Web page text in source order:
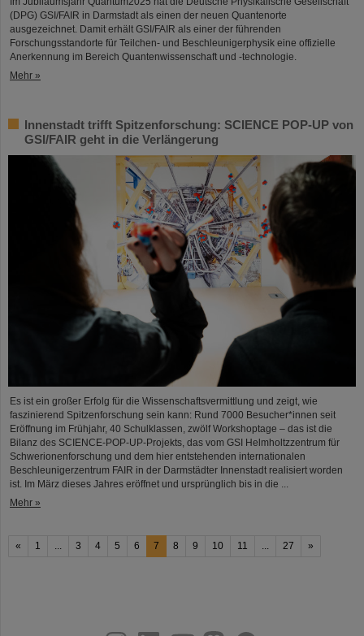
(DPG) GSI/FAIR in Darmstadt als einen der neuen Quantenorte
ausgezeichnet. Damit erhält GSI/FAIR als einer der führenden
Forschungsstandorte für Teilchen- und Beschleunigerphysik eine offizielle
Anerkennung im Bereich Quantenwissenschaft und -technologie.
Mehr »
Innenstadt trifft Spitzenforschung: SCIENCE POP-UP von
GSI/FAIR geht in die Verlängerung
Es ist ein großer Erfolg für die Wissenschaftsvermittlung und zeigt, wie
faszinierend Spitzenforschung sein kann: Rund 7000 Besucher*innen seit
Eröffnung im Frühjahr, 40 Schulklassen, zwölf Workshoptage – das ist die
Bilanz des SCIENCE-POP-UP-Projekts, das vom GSI Helmholtzzentrum für
Schwerionenforschung und dem hier entstehenden internationalen
Beschleunigerzentrum FAIR in der Darmstädter Innenstadt realisiert worden
ist. Im März dieses Jahres eröffnet und ursprünglich bis in die ...
Mehr »
« 1 ... 3 4 5 6 7 8 9 10 11 ... 27 »